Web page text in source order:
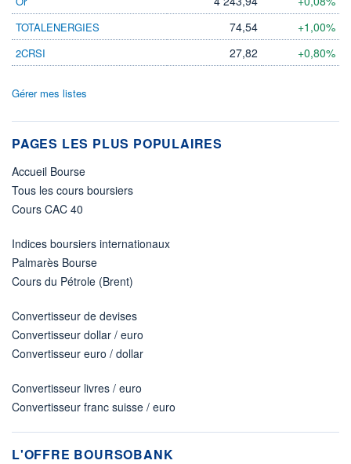
TOTALENERGIES 74,54 +1,00%
2CRSI 27,82 +0,80%
Gérer mes listes
PAGES LES PLUS POPULAIRES
Accueil Bourse
Tous les cours boursiers
Cours CAC 40
Indices boursiers internationaux
Palmarès Bourse
Cours du Pétrole (Brent)
Convertisseur de devises
Convertisseur dollar / euro
Convertisseur euro / dollar
Convertisseur livres / euro
Convertisseur franc suisse / euro
L'OFFRE BOURSOBANK